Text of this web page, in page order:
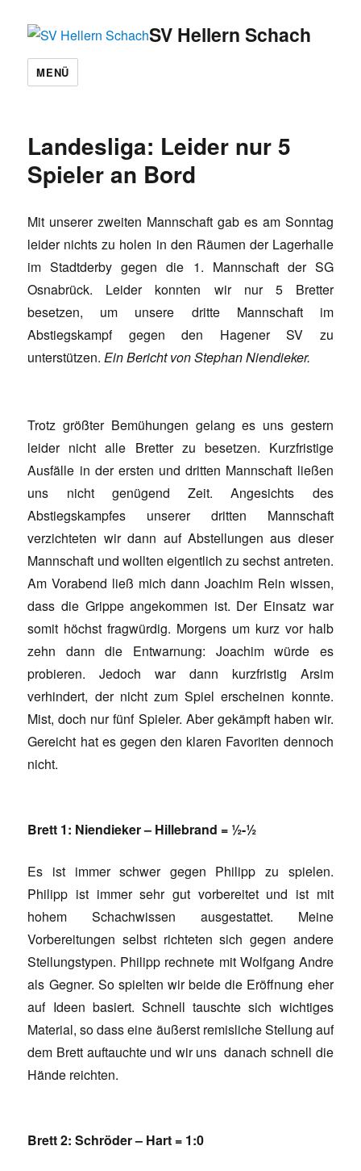
SV Hellern Schach
MENÜ
Landesliga: Leider nur 5
Spieler an Bord
Mit unserer zweiten Mannschaft gab es am Sonntag
leider nichts zu holen in den Räumen der Lagerhalle
im Stadtderby gegen die 1. Mannschaft der SG
Osnabrück. Leider konnten wir nur 5 Bretter
besetzen, um unsere dritte Mannschaft im
Abstiegskampf gegen den Hagener SV zu
unterstützen.Ein Bericht von Stephan Niendieker.
Trotz größter Bemühungen gelang es uns gestern
leider nicht alle Bretter zu besetzen. Kurzfristige
Ausfälle in der ersten und dritten Mannschaft ließen
uns nicht genügend Zeit. Angesichts des
Abstiegskampfes unserer dritten Mannschaft
verzichteten wir dann auf Abstellungen aus dieser
Mannschaft und wollten eigentlich zu sechst antreten.
Am Vorabend ließ mich dann Joachim Rein wissen,
dass die Grippe angekommen ist. Der Einsatz war
somit höchst fragwürdig. Morgens um kurz vor halb
zehn dann die Entwarnung: Joachim würde es
probieren. Jedoch war dann kurzfristig Arsim
verhindert, der nicht zum Spiel erscheinen konnte.
Mist, doch nur fünf Spieler. Aber gekämpft haben wir.
Gereicht hat es gegen den klaren Favoriten dennoch
nicht.
Brett 1: Niendieker – Hillebrand = ½-½
Es ist immer schwer gegen Philipp zu spielen.
Philipp ist immer sehr gut vorbereitet und ist mit
hohem Schachwissen ausgestattet. Meine
Vorbereitungen selbst richteten sich gegen andere
Stellungstypen. Philipp rechnete mit Wolfgang Andre
als Gegner. So spielten wir beide die Eröffnung eher
auf Ideen basiert. Schnell tauschte sich wichtiges
Material, so dass eine äußerst remisliche Stellung auf
dem Brett auftauchte und wir uns danach schnell die
Hände reichten.
Brett 2: Schröder – Hart = 1:0